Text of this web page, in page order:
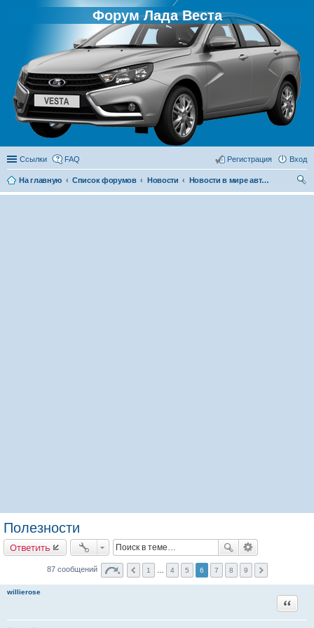
Форум Лада Веста
Ссылки FAQ Вход
Регистрация
На главную Список форумов Новости
Новости в мире автомобилей
ои
Полезности
Ответить
87 сообщений 1 4 5 6 7 8 9
willierose
Цитата